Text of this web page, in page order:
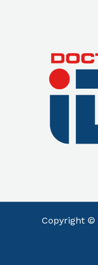
Copyright ©